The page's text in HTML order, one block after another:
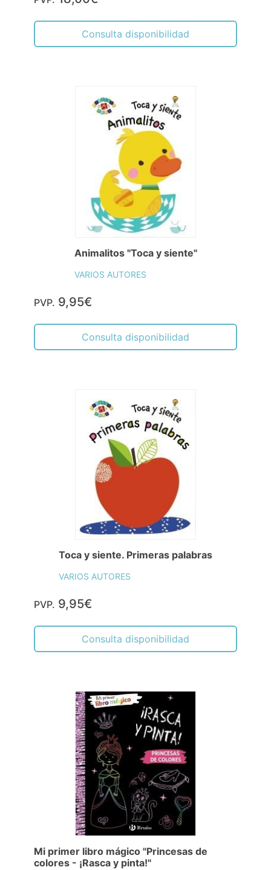
Consulta disponibilidad
Animalitos "Toca y siente"
VARIOS AUTORES
PVP. 9,95€
Consulta disponibilidad
Toca y siente. Primeras palabras
VARIOS AUTORES
PVP. 9,95€
Consulta disponibilidad
Mi primer libro mágico "Princesas de
colores - ¡Rasca y pinta!"